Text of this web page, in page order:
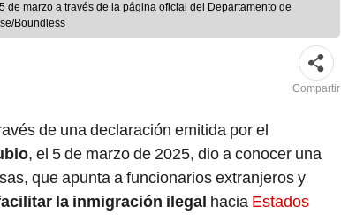
de marzo a través de la página oficial del Departamento de
Boundless
Compartir
de una declaración emitida por el
, el 5 de marzo de 2025, dio a conocer una
que apunta a funcionarios extranjeros y
la inmigración ilegal hacia Estados